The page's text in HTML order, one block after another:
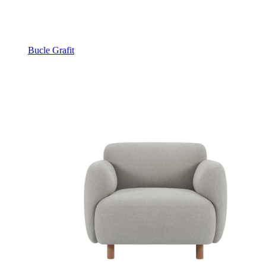
Bucle Grafit